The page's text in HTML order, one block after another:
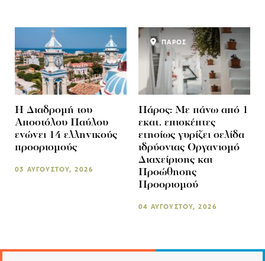
Η Διαδρομή του
Αποστόλου Παύλου
ενώνει 14 ελληνικούς
προορισμούς
03 ΑΥΓΟΥΣΤΟΥ, 2026
ΠΑΡΟΣ
Πάρος: Με πάνω από 1
εκατ. επισκέπτες
ετησίως γυρίζει σελίδα
ιδρύοντας Οργανισμό
Διαχείρισης και
Προώθησης
Προορισμού
04 ΑΥΓΟΥΣΤΟΥ, 2026